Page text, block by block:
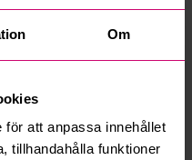
Om
för att anpassa innehållet
tillhandahålla funktioner